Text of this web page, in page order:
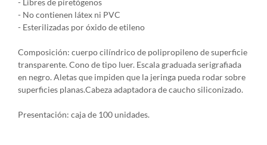
- Libres de piretógenos
- No contienen látex ni PVC
- Esterilizadas por óxido de etileno
Composición: cuerpo cilíndrico de polipropileno de superficie
transparente. Cono de tipo luer. Escala graduada serigrafiada
en negro. Aletas que impiden que la jeringa pueda rodar sobre
superficies planas.Cabeza adaptadora de caucho siliconizado.
Presentación: caja de 100 unidades.